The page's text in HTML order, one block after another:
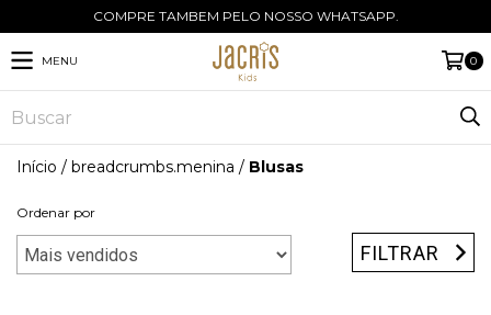
COMPRE TAMBEM PELO NOSSO WHATSAPP.
MENU 0
Início / breadcrumbs.menina / Blusas
Ordenar por
FILTRAR